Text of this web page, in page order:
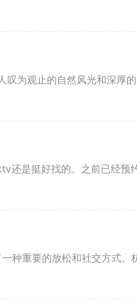
观止的自然风光和深厚
是挺好找的。之前已经预
重要的放松和社交方式。